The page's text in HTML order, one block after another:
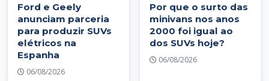
Ford e Geely
anunciam parceria
para produzir SUVs
elétricos na
Espanha
06/08/2026
Por que o surto das
minivans nos anos
2000 foi igual ao
dos SUVs hoje?
06/08/2026